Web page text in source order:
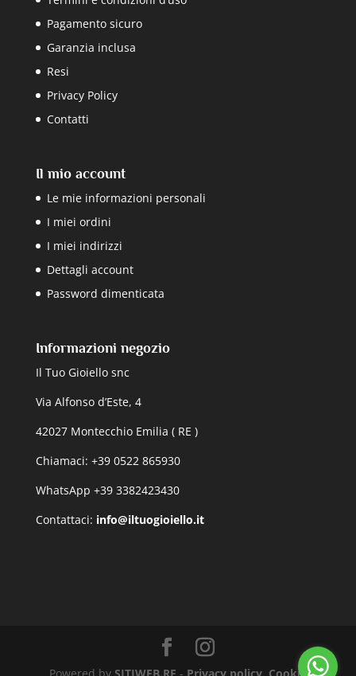
Pagamento sicuro
Garanzia inclusa
Resi
Privacy Policy
Contatti
Il mio account
Le mie informazioni personali
I miei ordini
I miei indirizzi
Dettagli account
Password dimenticata
Informazioni negozio
Il Tuo Gioiello snc
Via Alfonso d’Este, 4
42027 Montecchio Emilia ( RE )
Chiamaci: +39 0522 865930
WhatsApp +39 3382423430
Contattaci: info@iltuogioiello.it
Powered by SITIWEB.RE - Privacy policy, Cookie